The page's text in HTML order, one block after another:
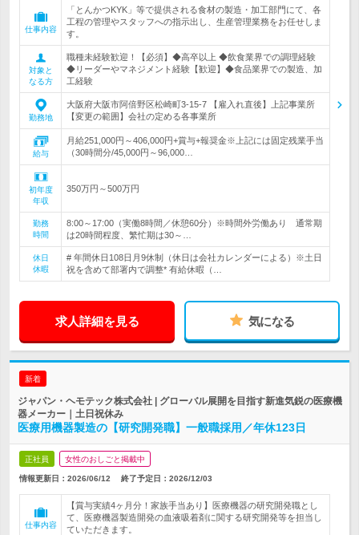
仕事内容
「とんかつKYK」等で提供される食材の製造・加工部門にて、各
工程の管理やスタッフへの指示出し、生産管理業務をお任せしま
す。
対象と
なる方
職種未経験歓迎！【必須】◆高卒以上 ◆飲食業界での調理経験
◆リーダーやマネジメント経験【歓迎】◆食品業界での製造、加
工経験
勤務地
大阪府大阪市阿倍野区松崎町3-15-7 【雇入れ直後】上記事業所
【変更の範囲】会社の定める各事業所
給与
月給251,000円～406,000円+賞与+報奨金※上記には固定残業手当
（30時間分/45,000円～96,000…
初年度
年収
350万円～500万円
勤務
時間
8:00～17:00（実働8時間／休憩60分）※時間外労働あり 通常期
は20時間程度、繁忙期は30～…
休日
休暇
# 年間休日108日月9休制（休日は会社カレンダーによる）※土日
祝を含めて部署内で調整* 有給休暇（…
求人詳細を見る 気になる
新着
ジャパン・ヘモテック株式会社 | グローバル展開を目指す新進気鋭の医療機
器メーカー｜土日祝休み
医療用機器製造の【研究開発職】一般職採用／年休123日
正社員 女性のおしごと掲載中
情報更新日：2026/06/12 終了予定日： 2026/12/03
仕事内容
【賞与実績4ヶ月分！家族手当あり】医療機器の研究開発職とし
て、医療機器製造開発の血液吸着剤に関する研究開発等を担当し
ていただきます。